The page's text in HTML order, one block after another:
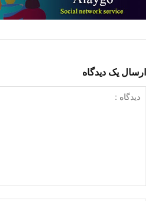
ارسال یک دیدگاه